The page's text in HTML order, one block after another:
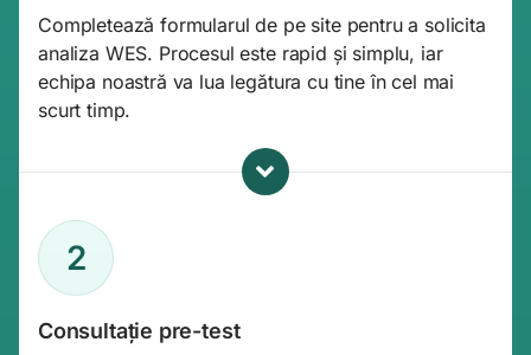
Completează formularul de pe site pentru a solicita
analiza WES. Procesul este rapid și simplu, iar
echipa noastră va lua legătura cu tine în cel mai
scurt timp.
2
Consultație pre-test